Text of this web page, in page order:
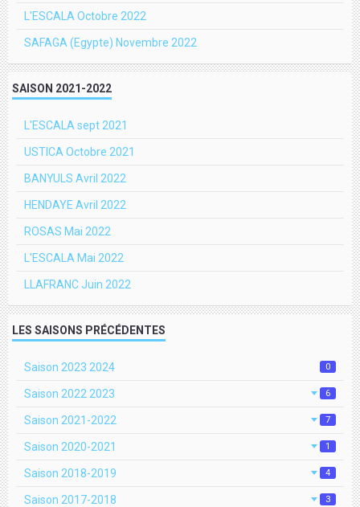
L'ESCALA Octobre 2022
SAFAGA (Egypte) Novembre 2022
SAISON 2021-2022
L'ESCALA sept 2021
USTICA Octobre 2021
BANYULS Avril 2022
HENDAYE Avril 2022
ROSAS Mai 2022
L'ESCALA Mai 2022
LLAFRANC Juin 2022
LES SAISONS PRÉCÉDENTES
Saison 2023 2024 0
Saison 2022 2023 6
Saison 2021-2022 7
Saison 2020-2021 1
Saison 2018-2019 4
Saison 2017-2018 3